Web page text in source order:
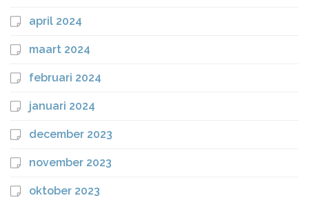
april 2024
maart 2024
februari 2024
januari 2024
december 2023
november 2023
oktober 2023